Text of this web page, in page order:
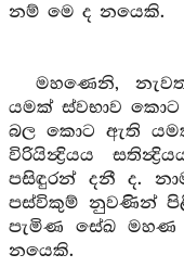
නම් මෙ ද නයෙකි.
මහණෙනි,
යමක් ස්වභාව
බල කොට ඇති
විරියින්‍ද්‍රියය
පසිඳුරන් දනී ද.
පස්විකුම් නුවණින්
පැමිණ සේඛ මහණ
නයෙකි.